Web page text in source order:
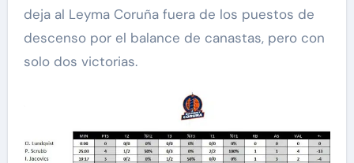
deja al Leyma Coruña fuera de los puestos de
descenso por el balance de canastas, pero con
solo dos victorias.